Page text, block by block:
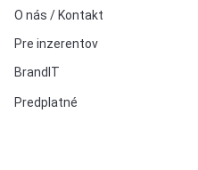
O nás / Kontakt
Pre inzerentov
BrandIT
Predplatné